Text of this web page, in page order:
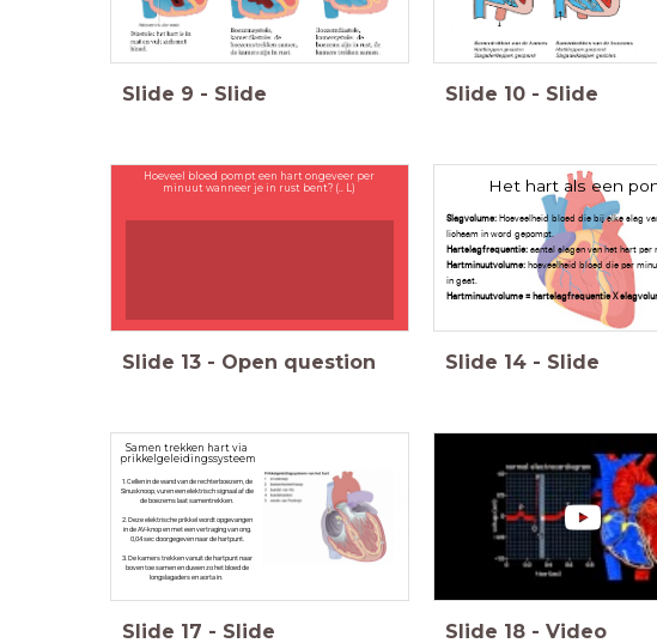
Slide 9 - Slide Slide 10 - Slide
Hoeveel bloed pompt een hart ongeveer per
minuut wanneer je in rust bent? (.. L)
Slide 13 - Open question
Het hart als een
Slagvolume: Hoeveelheid bloed die bij elke slag
lichaam in word gepompt.
Hartslagfrequentie: aantal slagen van het hart per
Hartminuutvolume: hoeveelheid bloed die per
in gaat.
Hartminuutvolume = hartslagfrequentie X
Slide 14 - Slide
Samen trekken hart via
prikkelgeleidingssysteem
1. Cellen in de wand van de rechterboezem, de
Sinusknoop, vuren een elektrisch signaal af die
de boezems laat samentrekken.
2. Deze elektrische prikkel wordt opgevangen
in de AV-knop en met een vertraging van ong.
0,04 sec doorgegeven naar de hartpunt.
3. De kamers trekken vanuit de hartpunt naar
boven toe samen en duwen zo het bloed de
longslagaders en aorta in.
Slide 17 - Slide Slide 18 - Video